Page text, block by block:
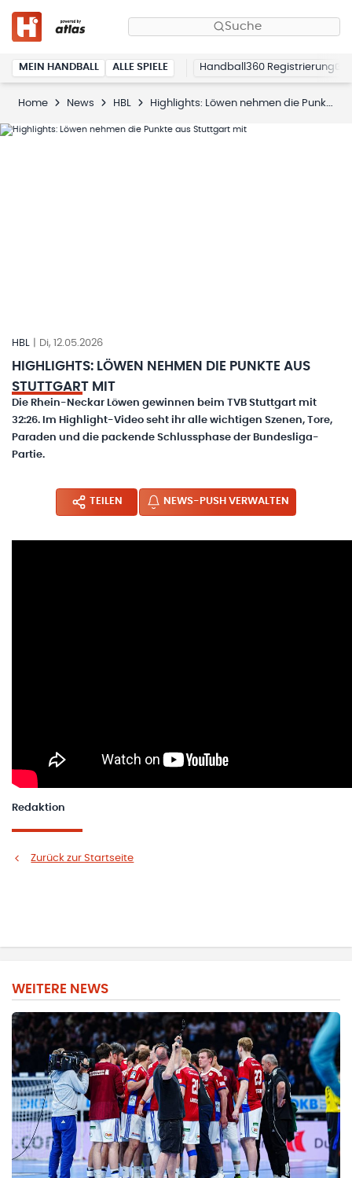
Suche
MEIN HANDBALL ALLE SPIELE Handball360 Registrierung
Home News HBL Highlights: Löwen nehmen die Punkte aus Stuttgart mit
HBL Di, 12.05.2026
HIGHLIGHTS: LÖWEN NEHMEN DIE PUNKTE AUS
STUTTGART MIT
Die Rhein-Neckar Löwen gewinnen beim TVB Stuttgart mit
32:26. Im Highlight-Video seht ihr alle wichtigen Szenen, Tore,
Paraden und die packende Schlussphase der Bundesliga-
Partie.
TEILEN NEWS-PUSH VERWALTEN
Redaktion
Zurück zur Startseite
WEITERE NEWS